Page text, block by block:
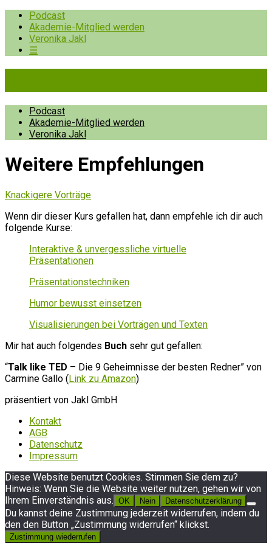
Podcast
Akademie-Mitglied werden
Veronika Jakl
☰
Podcast
Akademie-Mitglied werden
Veronika Jakl
Weitere Empfehlungen
Knackigere Vorträge
Wenn dir dieser Kurs gefallen hat, dann empfehle ich dir auch
folgende Kurse:
Interaktive & unvergessliche virtuelle
Präsentationen
Präsentationstechniken
Humor bewusst einsetzen
Visualisierungen bei Vorträgen und Texten
Mir hat auch folgendes Buch sehr gut gefallen:
“Talk like TED – Die 9 Geheimnisse der besten Redner” von
Carmine Gallo (Link zu Amazon)
präsentiert von Jakl GmbH
Kontakt
AGB
Datenschutz
Impressum
Diese Website benutzt Cookies. Stimmen Sie dem zu?
Hinweis: Wenn Sie die Website weiter nutzen, gehen wir von
Ihrem Einverständnis aus. OK Nein Datenschutzerklärung
Du kannst deine Zustimmung jederzeit widerrufen, indem du
den den Button „Zustimmung widerrufen“ klickst.
Zustimmung wiederrufen